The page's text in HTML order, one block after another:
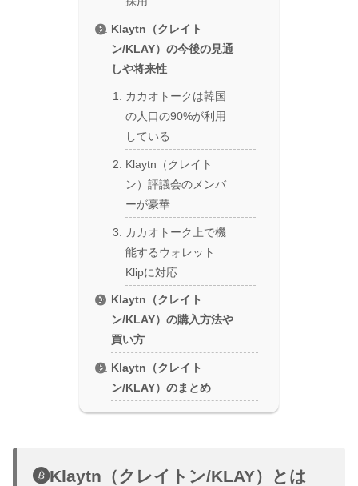
Klaytn（クレイト
ン/KLAY）の今後の見通
しや将来性
カカオトークは韓国
の人口の90%が利用
している
Klaytn（クレイト
ン）評議会のメンバ
ーが豪華
カカオトーク上で機
能するウォレット
Klipに対応
Klaytn（クレイト
ン/KLAY）の購入方法や
買い方
Klaytn（クレイト
ン/KLAY）のまとめ
Klaytn（クレイトン/KLAY）とは